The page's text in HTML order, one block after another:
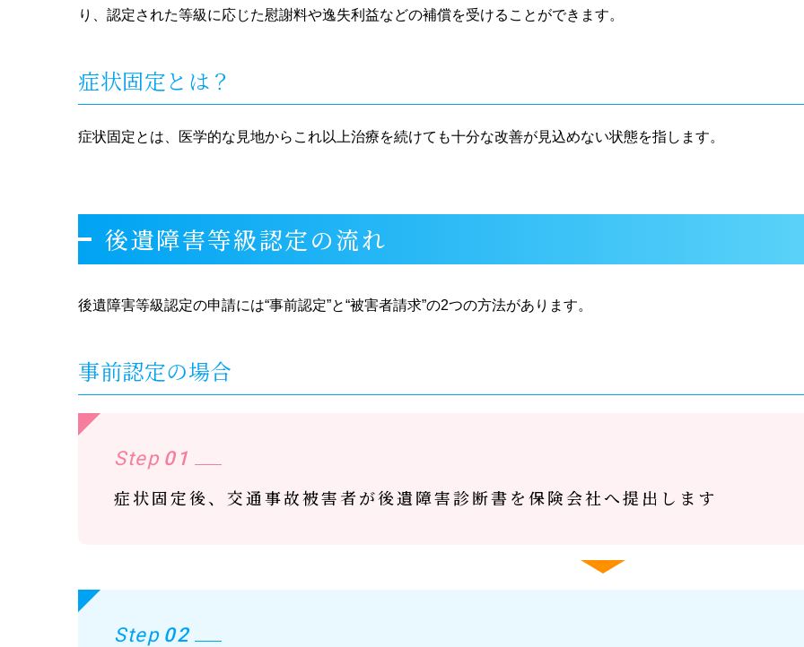
り、認定された等級に応じた慰謝料や逸失利益などの補償を受けることができます。
症状固定とは？
症状固定とは、医学的な見地からこれ以上治療を続けても十分な改善が見込めない状態を指します。
後遺障害等級認定の流れ
後遺障害等級認定の申請には“事前認定”と“被害者請求”の2つの方法があります。
事前認定の場合
Step 01
症状固定後、交通事故被害者が後遺障害診断書を保険会社へ提出します
Step 02